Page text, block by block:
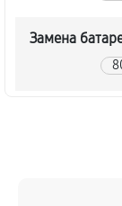
Замена